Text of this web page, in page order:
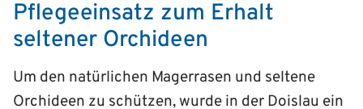
Pflegeeinsatz zum Erhalt
seltener Orchideen
Um den natürlichen Magerrasen und seltene
Orchideen zu schützen, wurde in der Doislau ein